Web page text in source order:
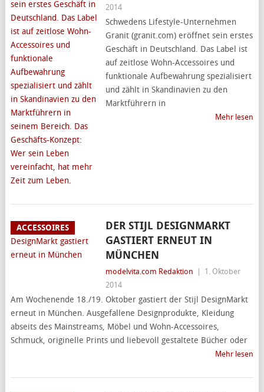
2014
Schwedens Lifestyle-Unternehmen
Granit (granit.com) eröffnet sein erstes
Geschäft in Deutschland. Das Label ist
auf zeitlose Wohn-Accessoires und
funktionale Aufbewahrung spezialisiert
und zählt in Skandinavien zu den
Marktführern in
Mehr lesen
ACCESSOIRES
DER STIJL DESIGNMARKT
GASTIERT ERNEUT IN
MÜNCHEN
modelvita.com Redaktion
1. Oktober
2014
Am Wochenende 18./19. Oktober gastiert der Stijl DesignMarkt
erneut in München. Ausgefallene Designprodukte, Kleidung
abseits des Mainstreams, Möbel und Wohn-Accessoires,
Schmuck, originelle Prints und liebevoll gestaltete Bücher oder
Mehr lesen